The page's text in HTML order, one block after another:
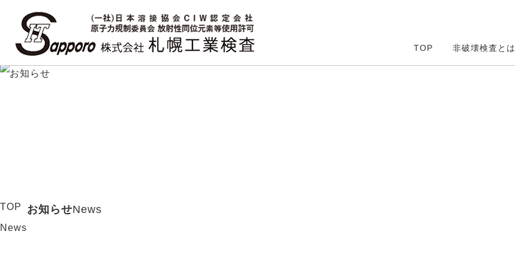
TOP 非破壊検査とは
TOP
News
お知らせNews